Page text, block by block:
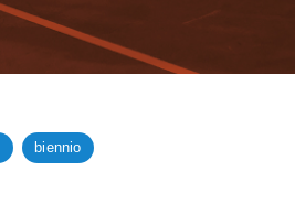
biennio